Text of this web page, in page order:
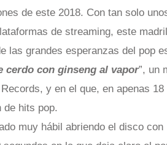
de este 2018. Con tan solo
de streaming, este
las grandes esperanzas del pop
cerdo con ginseng al vapor”, un
y en el que, en apenas
de hits pop.
muy hábil abriendo el disco con